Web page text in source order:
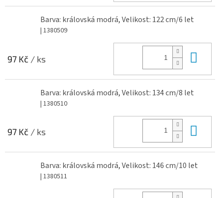
Barva: královská modrá, Velikost: 122 cm/6 let
| 1380509
97 Kč / ks
Barva: královská modrá, Velikost: 134 cm/8 let
| 1380510
97 Kč / ks
Barva: královská modrá, Velikost: 146 cm/10 let
| 1380511